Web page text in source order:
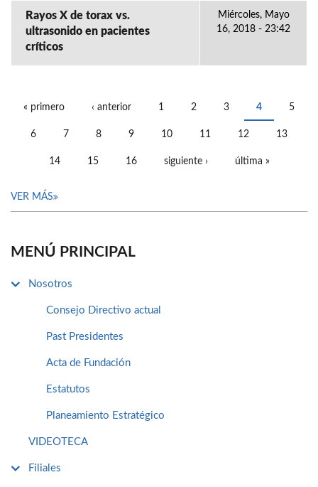
Rayos X de torax vs.
ultrasonido en pacientes
críticos
Miércoles, Mayo
16, 2018 - 23:42
« primero ‹ anterior 1 2 3 4 5
6 7 8 9 10 11 12 13
14 15 16 siguiente › última »
VER MÁS
MENÚ PRINCIPAL
Nosotros
Consejo Directivo actual
Past Presidentes
Acta de Fundación
Estatutos
Planeamiento Estratégico
VIDEOTECA
Filiales